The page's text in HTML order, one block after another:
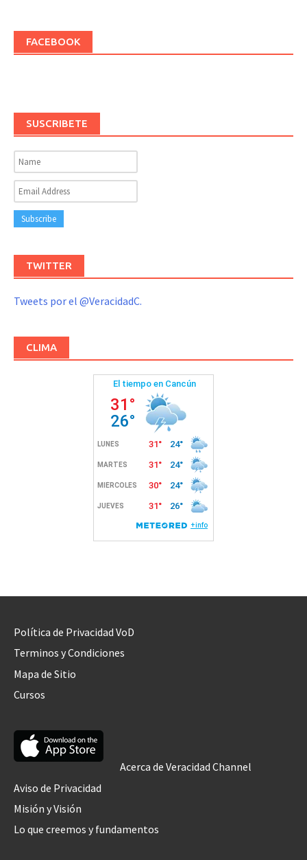
FACEBOOK
SUSCRIBETE
TWITTER
Tweets por el @VeracidadC.
CLIMA
Política de Privacidad VoD
Terminos y Condiciones
Mapa de Sitio
Cursos
Acerca de Veracidad Channel
Aviso de Privacidad
Misión y Visión
Lo que creemos y fundamentos